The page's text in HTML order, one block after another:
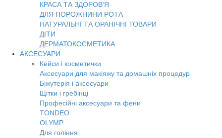
КРАСА ТА ЗДОРОВ'Я
ДЛЯ ПОРОЖНИНИ РОТА
НАТУРАЛЬНІ ТА ОРАНІЧНІ ТОВАРИ
ДІТИ
ДЕРМАТОКОСМЕТИКА
АКСЕСУАРИ
Кейси і косметички
Аксесуари для макіяжу та домашніх процедур
Біжутерія і аксесуари
Щітки і гребінці
Професійні аксесуари та фени
TONDEO
OLYMP
Для гоління